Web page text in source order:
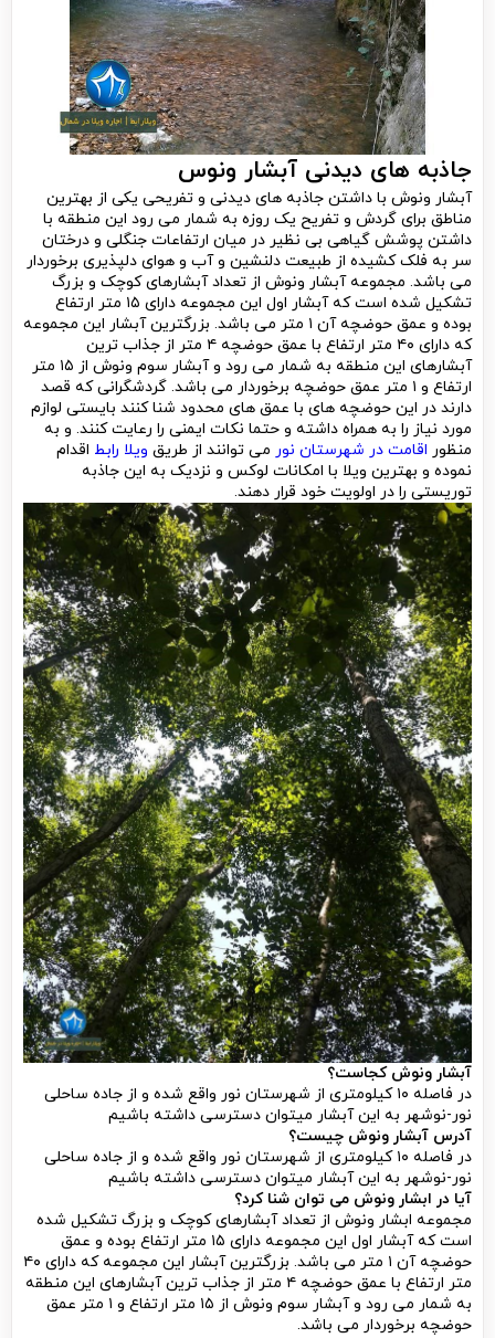
جاذبه های دیدنی آبشار ونوس
آبشار ونوش با داشتن جاذبه های دیدنی و تفریحی یکی از بهترین
مناطق برای گردش و تفریح یک روزه به شمار می رود این منطقه با
داشتن پوشش گیاهی بی نظیر در میان ارتفاعات جنگلی و درختان
سر به فلک کشیده از طبیعت دلنشین و آب و هوای دلپذیری برخوردار
می باشد. مجموعه آبشار ونوش از تعداد آبشارهای کوچک و بزرگ
تشکیل شده است که آبشار اول این مجموعه دارای ۱۵ متر ارتفاع
بوده و عمق حوضچه آن ۱ متر می باشد. بزرگترین آبشار این مجموعه
که دارای ۴۰ متر ارتفاع با عمق حوضچه ۴ متر از جذاب ترین
آبشارهای این منطقه به شمار می رود و آبشار سوم ونوش از ۱۵ متر
ارتفاع و ۱ متر عمق حوضچه برخوردار می باشد. گردشگرانی که قصد
دارند در این حوضچه های با عمق های محدود شنا کنند بایستی لوازم
مورد نیاز را به همراه داشته و حتما نکات ایمنی را رعایت کنند. و به
منظور اقامت در شهرستان نور می توانند از طریق ویلا رابط اقدام
نموده و بهترین ویلا با امکانات لوکس و نزدیک به این جاذبه
توریستی را در اولویت خود قرار دهند.
آبشار ونوش کجاست؟
در فاصله ۱۰ کیلومتری از شهرستان نور واقع شده و از جاده ساحلی
نور-نوشهر به این آبشار میتوان دسترسی داشته باشیم
آدرس آبشار ونوش چیست؟
در فاصله ۱۰ کیلومتری از شهرستان نور واقع شده و از جاده ساحلی
نور-نوشهر به این آبشار میتوان دسترسی داشته باشیم
آیا در ابشار ونوش می توان شنا کرد؟
مجموعه ابشار ونوش از تعداد آبشارهای کوچک و بزرگ تشکیل شده
است که آبشار اول این مجموعه دارای ۱۵ متر ارتفاع بوده و عمق
حوضچه آن ۱ متر می باشد. بزرگترین آبشار این مجموعه که دارای ۴۰
متر ارتفاع با عمق حوضچه ۴ متر از جذاب ترین آبشارهای این منطقه
به شمار می رود و آبشار سوم ونوش از ۱۵ متر ارتفاع و ۱ متر عمق
حوضچه برخوردار می باشد.